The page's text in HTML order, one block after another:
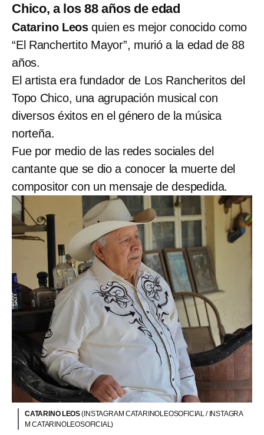
Chico, a los 88 años de edad
Catarino Leos quien es mejor conocido como
“El Ranchertito Mayor”, murió a la edad de 88
años.
El artista era fundador de Los Rancheritos del
Topo Chico, una agrupación musical con
diversos éxitos en el género de la música
norteña.
Fue por medio de las redes sociales del
cantante que se dio a conocer la muerte del
compositor con un mensaje de despedida.
CATARINO LEOS(INSTAGRAM CATARINOLEOSOFICIAL / INSTAGRA
M CATARINOLEOSOFICIAL)